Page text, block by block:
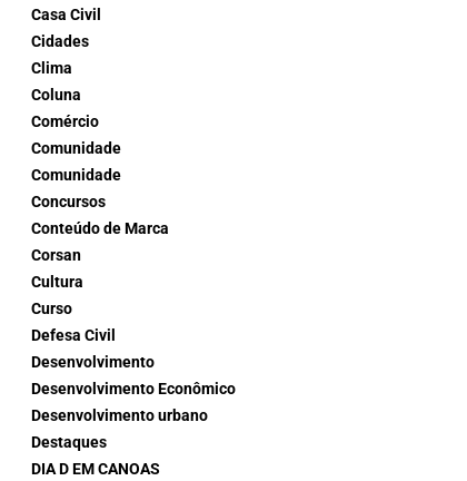
Casa Civil
Cidades
Clima
Coluna
Comércio
Comunidade
Comunidade
Concursos
Conteúdo de Marca
Corsan
Cultura
Curso
Defesa Civil
Desenvolvimento
Desenvolvimento Econômico
Desenvolvimento urbano
Destaques
DIA D EM CANOAS